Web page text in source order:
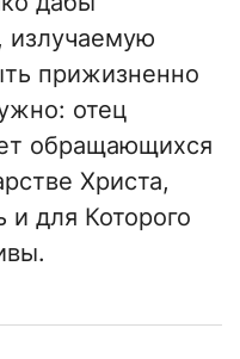
излучаемую
прижизненно
отец
обращающихся
Христа,
и для Которого